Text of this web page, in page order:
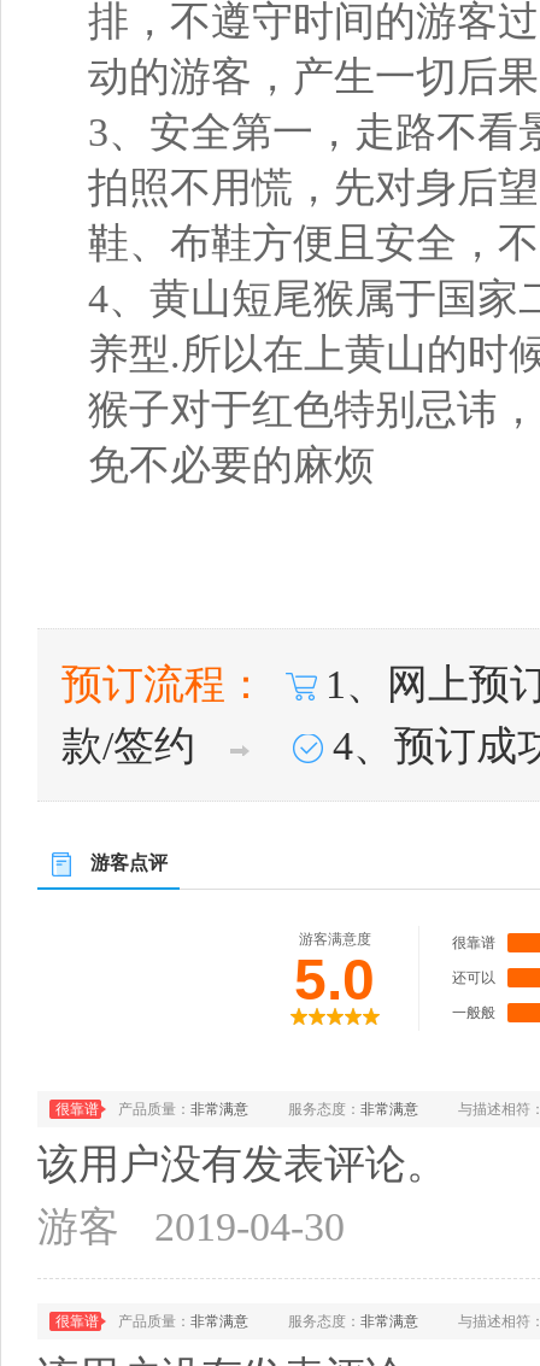
排，不遵守时间的游客
动的游客，产生一切后
3、安全第一，走路不看
拍照不用慌，先对身后
鞋、布鞋方便且安全，
4、黄山短尾猴属于国家
养型.所以在上黄山的时
猴子对于红色特别忌讳
免不必要的麻烦
预订流程：
1、网上预
款/签约
4、预订成
游客点评
游客满意度
5.0
很靠谱
还可以
一般般
很靠谱 产品质量： 非常满意 服务态度： 非常满意 与描述相符
该用户没有发表评论。
游客
2019-04-30
很靠谱 产品质量： 非常满意 服务态度： 非常满意 与描述相符